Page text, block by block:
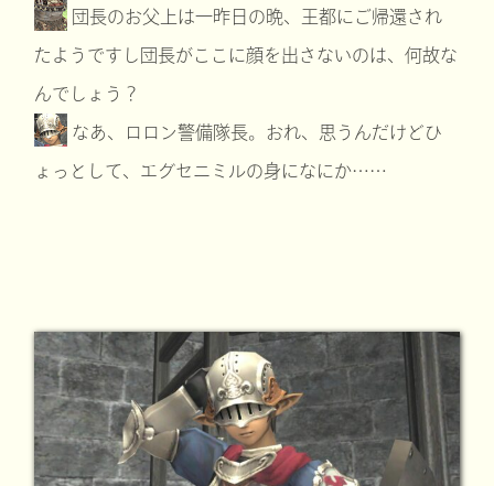
団長のお父上は一昨日の晩、王都にご帰還され
たようですし団長がここに顔を出さないのは、何故な
んでしょう？
なあ、ロロン警備隊長。おれ、思うんだけどひ
ょっとして、エグセニミルの身になにか……